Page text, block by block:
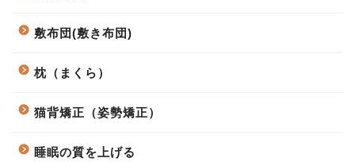
敷布団(敷き布団)
枕（まくら）
猫背矯正（姿勢矯正）
睡眠の質を上げる